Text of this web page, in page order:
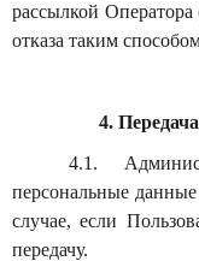
рассылкой
отказа таким
4.
4.1.
персональные
случае, если
передачу.